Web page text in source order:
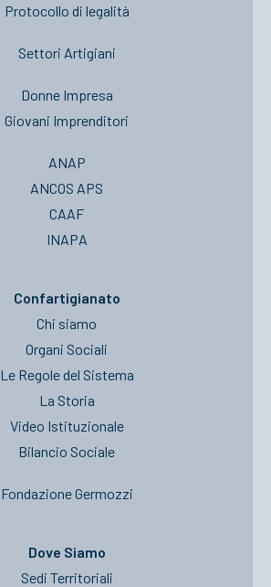
Protocollo di legalità
Settori Artigiani
Donne Impresa
Giovani Imprenditori
ANAP
ANCOS APS
CAAF
INAPA
Confartigianato
Chi siamo
Organi Sociali
Le Regole del Sistema
La Storia
Video Istituzionale
Bilancio Sociale
Fondazione Germozzi
Dove Siamo
Sedi Territoriali